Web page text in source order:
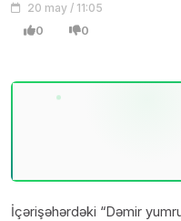
20 may / 11:05
0 0
İçərişəhərdəki “Dəmir